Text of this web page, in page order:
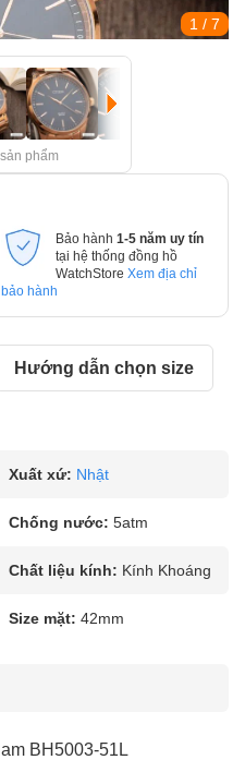
1 / 7
phẩm
Bảo hành 1-5 năm uy tín
tại hệ thống đồng hồ
WatchStore Xem địa chỉ
bảo hành
Hướng dẫn chọn size
Xuất xứ: Nhật
Chống nước: 5atm
Chất liệu kính: Kính Khoáng
Size mặt: 42mm
BH5003-51L